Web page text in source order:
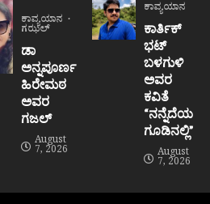
ಕಾವ್ಯಯಾನ
ಗಝಲ್
ಡಾ
ಅನ್ನಪೂರ್ಣ
ಹಿರೇಮಠ
ಅವರ
ಗಜಲ್
August
7, 2026
ಕಾವ್ಯಯಾನ
ಕಾರ್ತಿಕ್
ಭಟ್
ಬಳಗುಳಿ
ಅವರ
ಕವಿತೆ
“ನನ್ನೆದೆಯ
ಗೂಡಿನಲ್ಲಿ”
August
7, 2026